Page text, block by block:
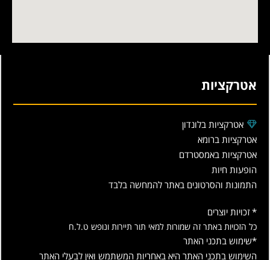
אטרקציות
אטרקציות בלונדון
אטרקציות ברומא
אטרקציות באמסטרדם
הופעות חיות
התמונות והסרטונים באתר להמחשה בלבד
* זכויות יוצרים
כל הזכויות באתר זה שמורות למאי תור תיירות ונופש ט.ל.ח
*שימוש בתכני האתר
השימוש בתכני האתר היא באחריות המשתמש ואין לבעלי האתר